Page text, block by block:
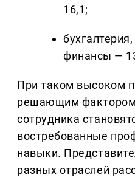
16,1;
финансы —
При таком высоком
решающим
сотрудника
востребованные
навыки.
разных отраслей